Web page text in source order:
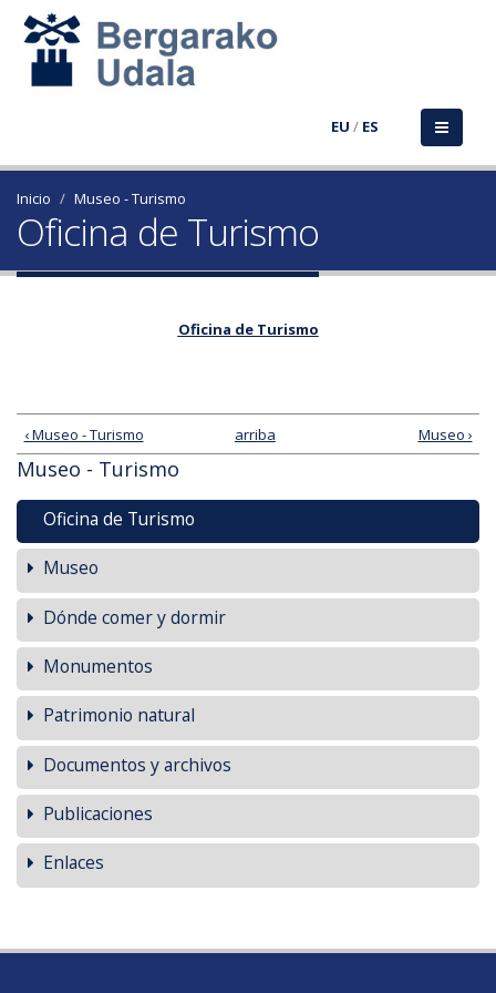
EU / ES
Inicio Museo - Turismo
Oficina de Turismo
Oficina de Turismo
‹ Museo - Turismo arriba Museo ›
Museo - Turismo
Oficina de Turismo
Museo
Dónde comer y dormir
Monumentos
Patrimonio natural
Documentos y archivos
Publicaciones
Enlaces